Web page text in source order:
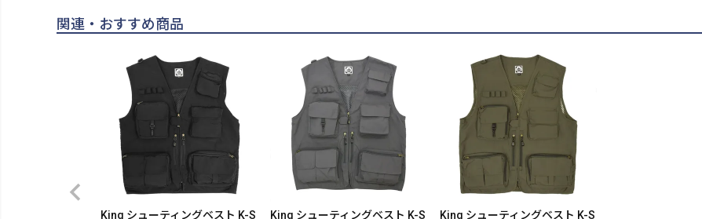
関連・おすすめ商品
King シューティングベスト K-S
King シューティングベスト K-S
King シューティングベスト K-S